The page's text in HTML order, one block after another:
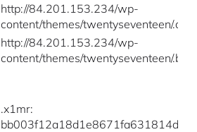
http://84.201.153.234/wp-
content/themes/twentyseventeen/.a/
http://84.201.153.234/wp-
content/themes/twentyseventeen/.b/
.x1mr: